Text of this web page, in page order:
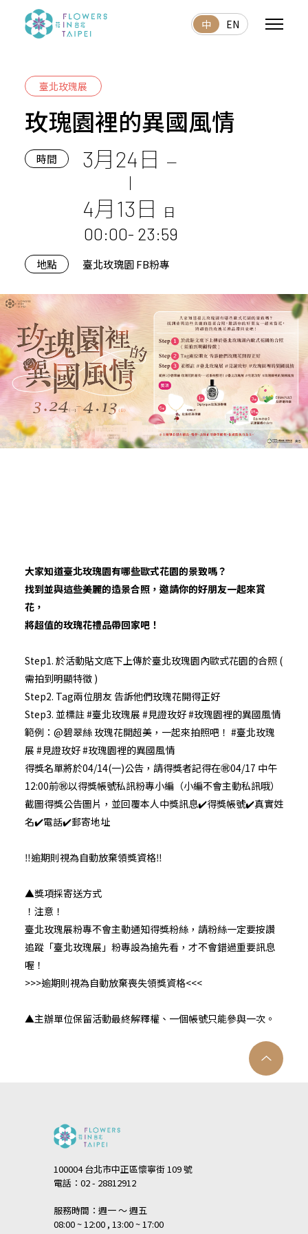
中 EN
臺北玫瑰展
玫瑰園裡的異國風情
時間 3月24日 ㄧ
4月13日 日
00:00- 23:59
地點 臺北玫瑰園 FB粉專
大家知道臺北玫瑰園有哪些歐式花園的景致嗎？
找到並與這些美麗的造景合照，邀請你的好朋友一起來賞
花，
將超值的玫瑰花禮品帶回家吧！
Step1. 於活動貼文底下上傳於臺北玫瑰園內歐式花園的合照 (
需拍到明顯特徵 )
Step2. Tag兩位朋友 告訴他們玫瑰花開得正好
Step3. 並標註 #臺北玫瑰展 #見證玫好 #玫瑰園裡的異國風情
範例：@碧翠絲 玫瑰花開超美，一起來拍照吧！ #臺北玫瑰
展 #見證玫好 #玫瑰園裡的異國風情
得獎名單將於04/14(一)公告，請得獎者記得在㊗04/17 中午
12:00前㊗以得獎帳號私訊粉專小編（小編不會主動私訊哦）
截圖得獎公告圖片，並回覆本人中獎訊息✔️得獎帳號✔️真實姓
名✔️電話✔️郵寄地址
‼️逾期則視為自動放棄領獎資格‼️
▲獎項採寄送方式
！注意！
臺北玫瑰展粉專不會主動通知得獎粉絲，請粉絲一定要按讚
追蹤「臺北玫瑰展」粉專設為搶先看，才不會錯過重要訊息
喔！
>>>逾期則視為自動放棄喪失領獎資格<<<
▲主辦單位保留活動最終解釋權、一個帳號只能參與一次。
100004 台北市中正區懷寧街 109 號
電話：02 - 28812912
服務時間：週一 ～ 週五
08:00 ~ 12:00 , 13:00 ~ 17:00